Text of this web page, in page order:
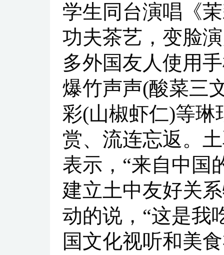
学生同台演唱《
功夫茶艺，变脸
多外国友人使用
爆竹声声(酸菜三
彩(山椒虾仁)等琳
赏、流连忘返。
表示，“来自中国
建立土中友好关
动的说，“这是我
国文化视听和美